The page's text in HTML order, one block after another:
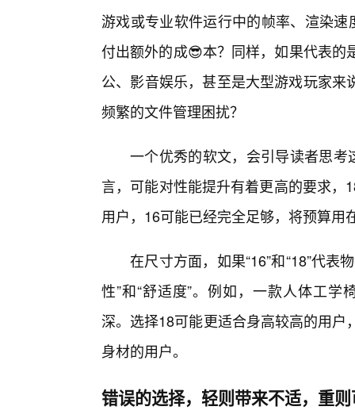
游戏或专业软件运行中的帧率、渲染
付出额外的成😎本？同样，如果代表
公、影音娱乐，甚至是大型游戏玩家
频繁的文件管理困扰？
一个优秀的软文，会引导读者思考
言，可能对性能提升有着更高的要求
用户，16可能已经完全足够，将预算用
在尺寸方面，如果“16”和“18”代
性”和“舒适度”。例如，一款人体工学
深。选择18可能更适合身高较高的用
身材的用户。
错误的选择，轻则带来不适，重